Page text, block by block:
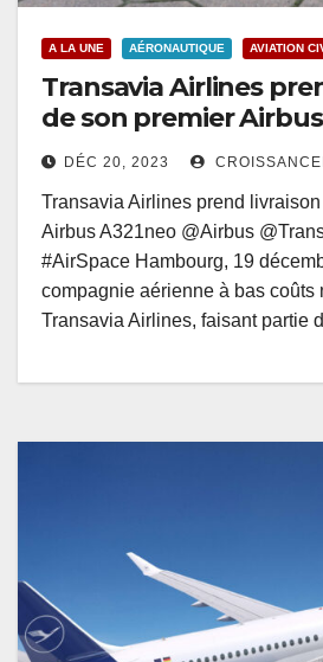
A LA UNE AÉRONAUTIQUE AVIATION
Transavia Airlines
de son premier
DÉC 20, 2023
Transavia Airlines prend
Airbus A321neo @Airbus
#AirSpace Hambourg, 19
compagnie aérienne à bas coûts
Transavia Airlines, faisant partie